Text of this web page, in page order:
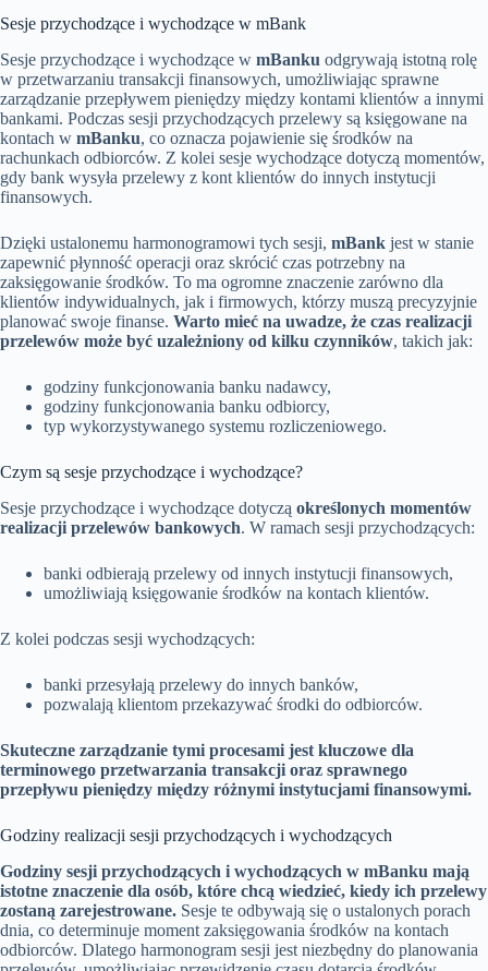
Sesje przychodzące i wychodzące w mBank
Sesje przychodzące i wychodzące w mBanku odgrywają istotną rolę
w przetwarzaniu transakcji finansowych, umożliwiając sprawne
zarządzanie przepływem pieniędzy między kontami klientów a innymi
bankami. Podczas sesji przychodzących przelewy są księgowane na
kontach w mBanku, co oznacza pojawienie się środków na
rachunkach odbiorców. Z kolei sesje wychodzące dotyczą momentów,
gdy bank wysyła przelewy z kont klientów do innych instytucji
finansowych.
Dzięki ustalonemu harmonogramowi tych sesji, mBank jest w stanie
zapewnić płynność operacji oraz skrócić czas potrzebny na
zaksięgowanie środków. To ma ogromne znaczenie zarówno dla
klientów indywidualnych, jak i firmowych, którzy muszą precyzyjnie
planować swoje finanse. Warto mieć na uwadze, że czas realizacji
przelewów może być uzależniony od kilku czynników, takich jak:
godziny funkcjonowania banku nadawcy,
godziny funkcjonowania banku odbiorcy,
typ wykorzystywanego systemu rozliczeniowego.
Czym są sesje przychodzące i wychodzące?
Sesje przychodzące i wychodzące dotyczą określonych momentów
realizacji przelewów bankowych. W ramach sesji przychodzących:
banki odbierają przelewy od innych instytucji finansowych,
umożliwiają księgowanie środków na kontach klientów.
Z kolei podczas sesji wychodzących:
banki przesyłają przelewy do innych banków,
pozwalają klientom przekazywać środki do odbiorców.
Skuteczne zarządzanie tymi procesami jest kluczowe dla
terminowego przetwarzania transakcji oraz sprawnego
przepływu pieniędzy między różnymi instytucjami finansowymi.
Godziny realizacji sesji przychodzących i wychodzących
Godziny sesji przychodzących i wychodzących w mBanku mają
istotne znaczenie dla osób, które chcą wiedzieć, kiedy ich przelewy
zostaną zarejestrowane. Sesje te odbywają się o ustalonych porach
dnia, co determinuje moment zaksięgowania środków na kontach
odbiorców. Dlatego harmonogram sesji jest niezbędny do planowania